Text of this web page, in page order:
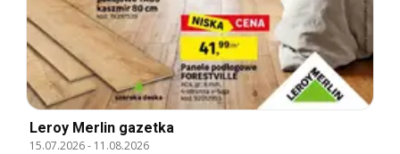
Leroy Merlin gazetka
15.07.2026- 11.08.2026